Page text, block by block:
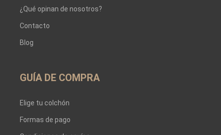
¿Qué opinan de nosotros?
Contacto
Blog
GUÍA DE COMPRA
Elige tu colchón
Formas de pago